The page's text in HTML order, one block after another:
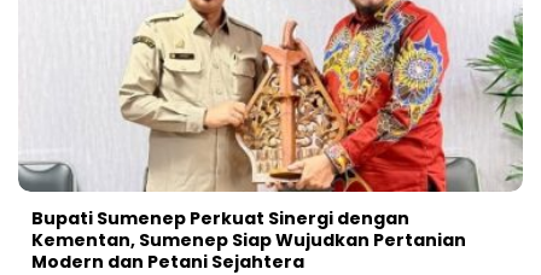
Bupati Sumenep Perkuat Sinergi dengan
Kementan, Sumenep Siap Wujudkan Pertanian
Modern dan Petani Sejahtera